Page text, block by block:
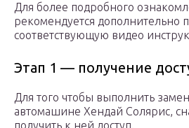
Для более подробного
рекомендуется дополнительно
соответствующую видео
Этап 1 — получение
Для того чтобы выполнить
автомашине Хендай Солярис,
получить к ней доступ.